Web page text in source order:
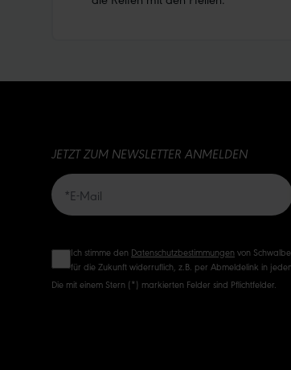
JETZT ZUM NEWSLETTER ANMELDEN
Ich stimme den Datenschutzbestimmungen von
für die Zukunft widerruflich, z.B. per Abmeldelink in
Die mit einem Stern (*) markierten Felder sind Pflichtfelder.